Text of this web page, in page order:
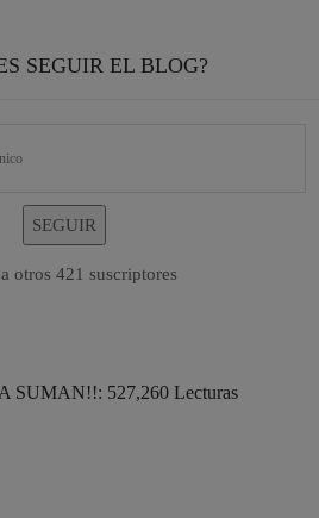
SEGUIR EL BLOG?
SEGUIR
otros 421 suscriptores
SUMAN!!: 527,260 Lecturas